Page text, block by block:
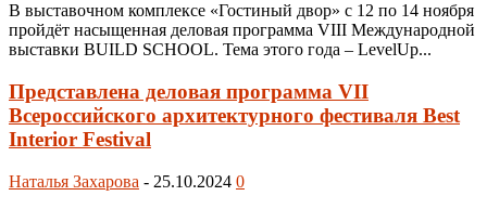
В выставочном комплексе «Гостиный двор» с 12 по 14 ноября
пройдёт насыщенная деловая программа VIII Международной
выставки BUILD SCHOOL. Тема этого года – LevelUp...
Представлена деловая программа VII
Всероссийского архитектурного фестиваля Best
Interior Festival
Наталья Захарова - 25.10.2024 0